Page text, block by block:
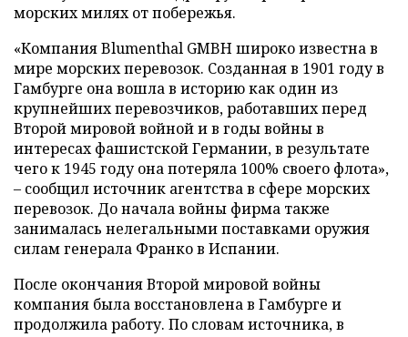
морских милях от побережья.
«Компания Blumenthal GMBH широко известна в
мире морских перевозок. Созданная в 1901 году в
Гамбурге она вошла в историю как один из
крупнейших перевозчиков, работавших перед
Второй мировой войной и в годы войны в
интересах фашистской Германии, в результате
чего к 1945 году она потеряла 100% своего флота»,
– сообщил источник агентства в сфере морских
перевозок. До начала войны фирма также
занималась нелегальными поставками оружия
силам генерала Франко в Испании.
После окончания Второй мировой войны
компания была восстановлена в Гамбурге и
продолжила работу. По словам источника, в